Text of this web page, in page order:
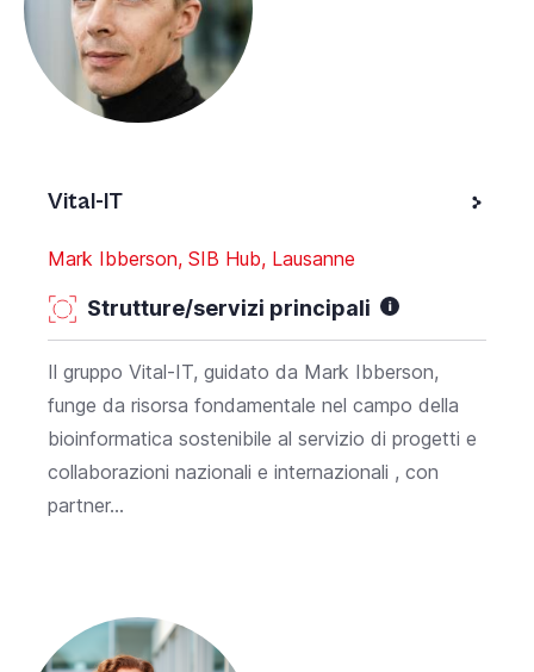
Vital-IT
Mark Ibberson, SIB Hub, Lausanne
Strutture/servizi principali
Il gruppo Vital-IT, guidato da Mark Ibberson,
funge da risorsa fondamentale nel campo della
bioinformatica sostenibile al servizio di progetti e
collaborazioni nazionali e internazionali , con
partner...